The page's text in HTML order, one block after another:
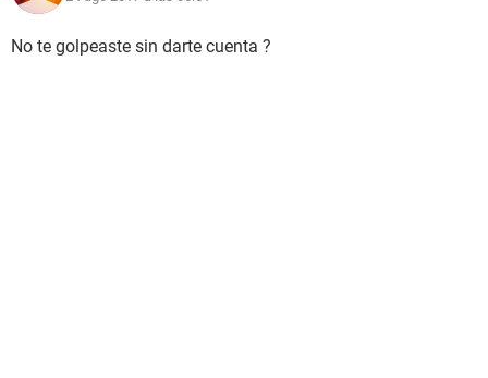
No te golpeaste sin darte cuenta ?